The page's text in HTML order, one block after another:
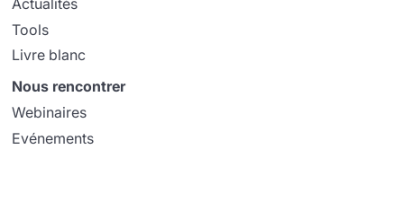
Actualités
Tools
Livre blanc
Nous rencontrer
Webinaires
Evénements